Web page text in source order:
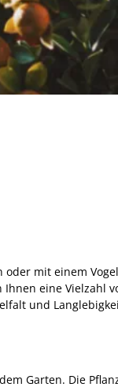
mit einem
eine Vielzahl
und
Garten. Die